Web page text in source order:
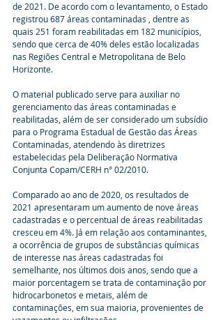
de 2021. De acordo com o levantamento, o Estado
registrou 687 áreas contaminadas , dentre as
quais 251 foram reabilitadas em 182 municípios,
sendo que cerca de 40% deles estão localizadas
nas Regiões Central e Metropolitana de Belo
Horizonte.
O material publicado serve para auxiliar no
gerenciamento das áreas contaminadas e
reabilitadas, além de ser considerado um subsídio
para o Programa Estadual de Gestão das Áreas
Contaminadas, atendendo às diretrizes
estabelecidas pela Deliberação Normativa
Conjunta Copam/CERH n° 02/2010.
Comparado ao ano de 2020, os resultados de
2021 apresentaram um aumento de nove áreas
cadastradas e o percentual de áreas reabilitadas
cresceu em 4%. Já em relação aos contaminantes,
a ocorrência de grupos de substâncias químicas
de interesse nas áreas cadastradas foi
semelhante, nos últimos dois anos, sendo que a
maior porcentagem se trata de contaminação por
hidrocarbonetos e metais, além de
contaminações, em sua maioria, provenientes de